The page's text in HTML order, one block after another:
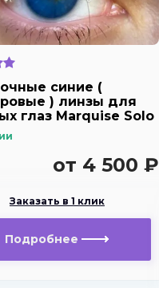
синие (
) линзы для
глаз Marquise Solo
от 4 500 ₽
Заказать в 1 клик
Подробнее